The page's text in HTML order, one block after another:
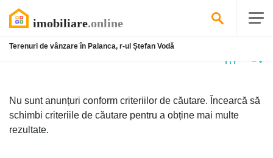
Terenuri de vânzare în Palanca, r-ul Ștefan Vodă
Nu sunt anunțuri conform criteriilor de căutare. Încearcă să
schimbi criteriile de căutare pentru a obține mai multe
rezultate.